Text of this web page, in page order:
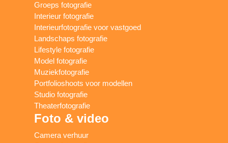
Groeps fotografie
Interieur fotografie
Interieurfotografie voor vastgoed
Landschaps fotografie
Lifestyle fotografie
Model fotografie
Muziekfotografie
Portfolioshoots voor modellen
Studio fotografie
Theaterfotografie
Foto & video
Camera verhuur